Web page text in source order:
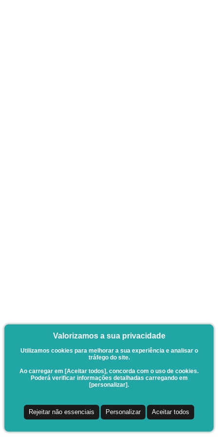
Valorizamos a sua privacidade
Utilizamos cookies para melhorar a sua experiência e analisar o
tráfego do site.
Ao carregar em [Aceitar todos], concorda com o uso de cookies.
Poderá verificar informações detalhadas carregando em
[personalizar].
Rejeitar não essenciais Personalizar Aceitar todos